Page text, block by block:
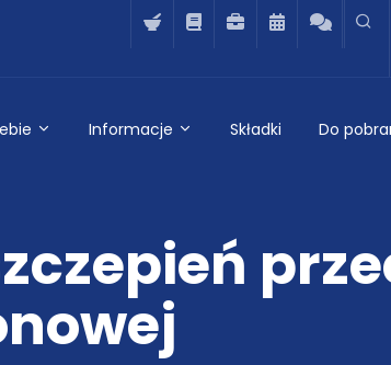
Informacje Składki Do